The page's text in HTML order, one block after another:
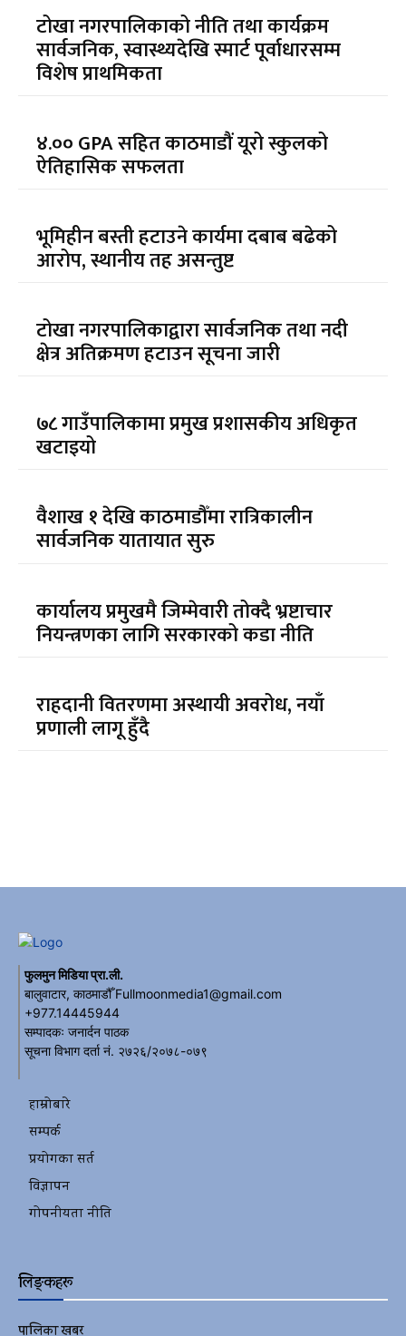
टोखा नगरपालिकाको नीति तथा कार्यक्रम
सार्वजनिक, स्वास्थ्यदेखि स्मार्ट पूर्वाधारसम्म
विशेष प्राथमिकता
४.०० GPA सहित काठमाडौं यूरो स्कुलको
ऐतिहासिक सफलता
भूमिहीन बस्ती हटाउने कार्यमा दबाब बढेको
आरोप, स्थानीय तह असन्तुष्ट
टोखा नगरपालिकाद्वारा सार्वजनिक तथा नदी
क्षेत्र अतिक्रमण हटाउन सूचना जारी
७८ गाउँपालिकामा प्रमुख प्रशासकीय अधिकृत
खटाइयो
वैशाख १ देखि काठमाडौँमा रात्रिकालीन
सार्वजनिक यातायात सुरु
कार्यालय प्रमुखमै जिम्मेवारी तोक्दै भ्रष्टाचार
नियन्त्रणका लागि सरकारको कडा नीति
राहदानी वितरणमा अस्थायी अवरोध, नयाँ
प्रणाली लागू हुँदै
फुलमुन मिडिया प्रा.ली.
बालुवाटार, काठमाडौँ Fullmoonmedia1@gmail.com
+977.14445944
सम्पादकः जनार्दन पाठक
सूचना विभाग दर्ता नं. २७२६/२०७८-०७९
हाम्रोबारे
सम्पर्क
प्रयोगका सर्त
विज्ञापन
गोपनीयता नीति
लिङ्कहरू
पालिका खबर